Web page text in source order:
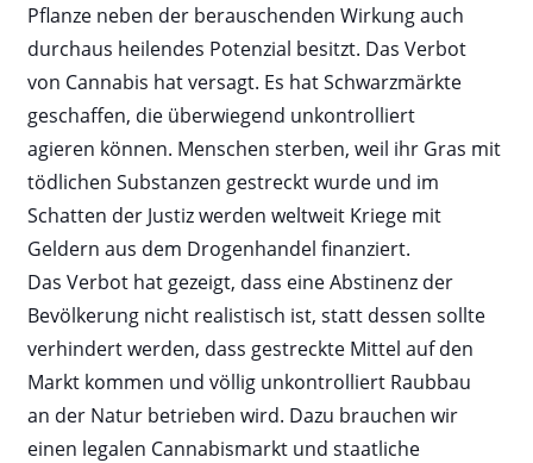
Pflanze neben der berauschenden Wirkung auch
durchaus heilendes Potenzial besitzt. Das Verbot
von Cannabis hat versagt. Es hat Schwarzmärkte
geschaffen, die überwiegend unkontrolliert
agieren können. Menschen sterben, weil ihr Gras mit
tödlichen Substanzen gestreckt wurde und im
Schatten der Justiz werden weltweit Kriege mit
Geldern aus dem Drogenhandel finanziert.
Das Verbot hat gezeigt, dass eine Abstinenz der
Bevölkerung nicht realistisch ist, statt dessen sollte
verhindert werden, dass gestreckte Mittel auf den
Markt kommen und völlig unkontrolliert Raubbau
an der Natur betrieben wird. Dazu brauchen wir
einen legalen Cannabismarkt und staatliche